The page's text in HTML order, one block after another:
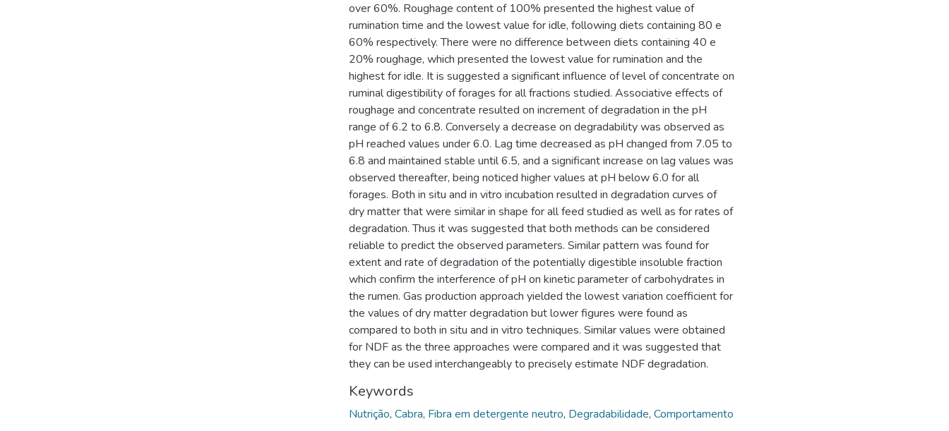
over 60%. Roughage content of 100% presented the highest value of
rumination time and the lowest value for idle, following diets containing 80 e
60% respectively. There were no difference between diets containing 40 e
20% roughage, which presented the lowest value for rumination and the
highest for idle. It is suggested a significant influence of level of concentrate on
ruminal digestibility of forages for all fractions studied. Associative effects of
roughage and concentrate resulted on increment of degradation in the pH
range of 6.2 to 6.8. Conversely a decrease on degradability was observed as
pH reached values under 6.0. Lag time decreased as pH changed from 7.05 to
6.8 and maintained stable until 6.5, and a significant increase on lag values was
observed thereafter, being noticed higher values at pH below 6.0 for all
forages. Both in situ and in vitro incubation resulted in degradation curves of
dry matter that were similar in shape for all feed studied as well as for rates of
degradation. Thus it was suggested that both methods can be considered
reliable to predict the observed parameters. Similar pattern was found for
extent and rate of degradation of the potentially digestible insoluble fraction
which confirm the interference of pH on kinetic parameter of carbohydrates in
the rumen. Gas production approach yielded the lowest variation coefficient for
the values of dry matter degradation but lower figures were found as
compared to both in situ and in vitro techniques. Similar values were obtained
for NDF as the three approaches were compared and it was suggested that
they can be used interchangeably to precisely estimate NDF degradation.
Keywords
Nutrição, Cabra, Fibra em detergente neutro, Degradabilidade, Comportamento